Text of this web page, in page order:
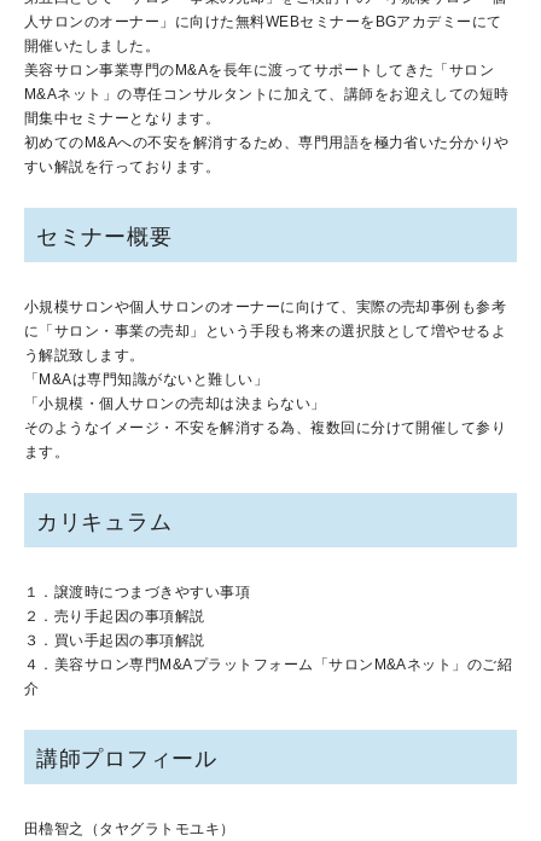
人サロンのオーナー」に向けた無料WEBセミナーをBGアカデミーにて
開催いたしました。
美容サロン事業専門のM&Aを長年に渡ってサポートしてきた「サロン
M&Aネット」の専任コンサルタント に加えて、講師をお迎えしての短時
間集中セミナーとなります。
初めてのM&Aへの不安を解消するため、専門用語を極力省いた分かりや
すい解説を行っております。
セミナー概要
小規模サロンや個人サロンのオーナーに向けて、実際の売却事例も参考
に「サロン・事業の売却」という手段も将来の選択肢として増やせるよ
う解説致します。
「M&Aは専門知識がないと難しい」
「小規模・個人サロンの売却は決まらない」
そのようなイメージ・不安を解消する為、複数回に分けて開催して参り
ます。
カリキュラム
１．譲渡時につまづきやすい事項
２．売り手起因の事項解説
３．買い手起因の事項解説
４．美容サロン専門M&Aプラットフォーム「サロンM&Aネット」のご紹
介
講師プロフィール
田櫓智之（タヤグラトモユキ）